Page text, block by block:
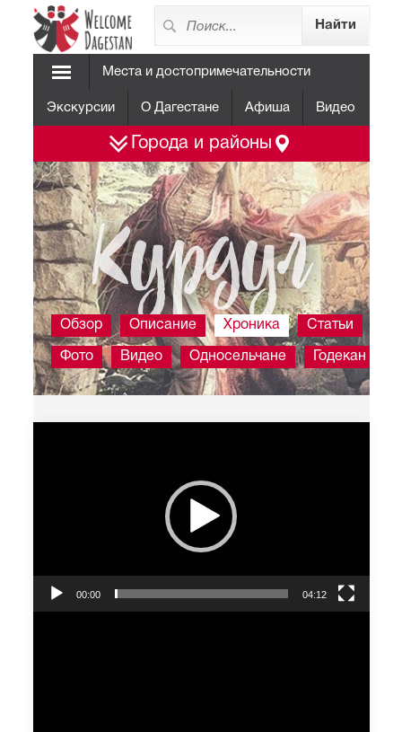
Места и достопримечательности
Экскурсии О Дагестане Афиша Видео
Города и районы
Курдул
Обзор Описание Хроника Статьи
Фото Видео Односельчане Годекан
00:00 04:12